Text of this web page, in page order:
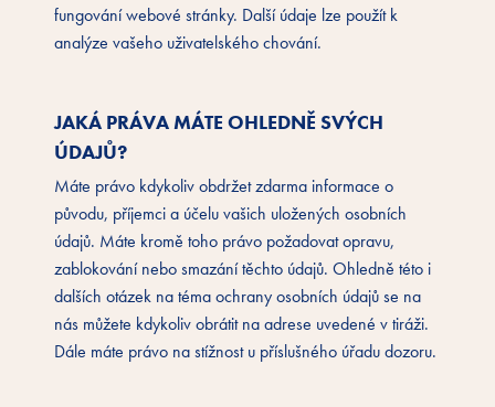
fungování webové stránky. Další údaje lze použít k
analýze vašeho uživatelského chování.
JAKÁ PRÁVA MÁTE OHLEDNĚ SVÝCH
ÚDAJŮ?
Máte právo kdykoliv obdržet zdarma informace o
původu, příjemci a účelu vašich uložených osobních
údajů. Máte kromě toho právo požadovat opravu,
zablokování nebo smazání těchto údajů. Ohledně této i
dalších otázek na téma ochrany osobních údajů se na
nás můžete kdykoliv obrátit na adrese uvedené v tiráži.
Dále máte právo na stížnost u příslušného úřadu dozoru.